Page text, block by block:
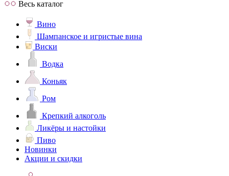
Весь каталог
Вино
Шампанское и игристые вина
Виски
Водка
Коньяк
Ром
Крепкий алкоголь
Ликёры и настойки
Пиво
Новинки
Акции и скидки